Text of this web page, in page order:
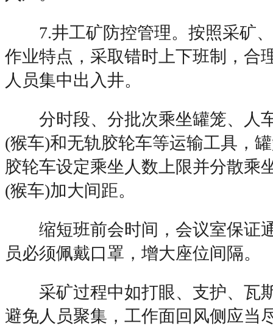
7.井工矿防控管理。按照采矿、
作业特点，采取错时上下班制，合
人员集中出入井。
分时段、分批次乘坐罐笼、人
(猴车)和无轨胶轮车等运输工具，
胶轮车设定乘坐人数上限并分散乘
(猴车)加大间距。
缩短班前会时间，会议室保证
员必须佩戴口罩，增大座位间隔。
采矿过程中如打眼、支护、瓦
避免人员聚集，工作面回风侧应当